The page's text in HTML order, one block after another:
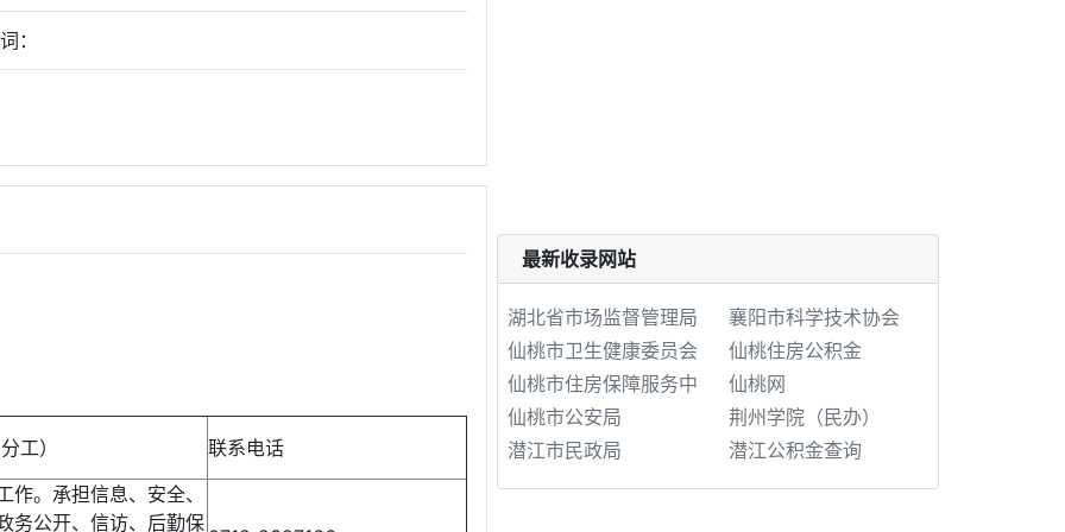
：
）
联系电话
作。承担信息、安全、
务公开、信访、后勤保
最新收录网站
湖北省市场监督管理局
襄阳市科学技术协会
仙桃市卫生健康委员会
仙桃住房公积金
仙桃市住房保障服务中
仙桃网
仙桃市公安局
荆州学院（民办）
潜江市民政局
潜江公积金查询